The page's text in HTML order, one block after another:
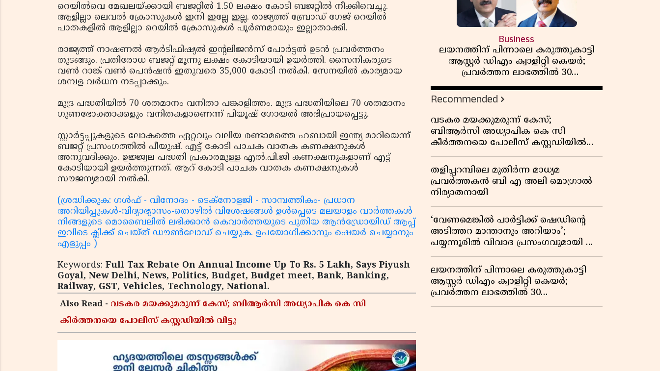
റെയില്‍വെ മേഖലയ്ക്കായി ബജറ്റില്‍ 1.50 ലക്ഷം കോടി ബജറ്റില്‍ നീക്കിവെച്ചു.
ആളില്ലാ ലെവല്‍ ക്രോസുകള്‍ ഇനി ഇല്ലേ ഇല്ല. രാജ്യത്ത് ബ്രോഡ് ഗേജ് റെയില്‍
പാതകളില്‍ ആളില്ലാ റെയില്‍ ക്രോസുകള്‍ പൂര്‍ണമായും ഇല്ലാതാക്കി.
രാജ്യത്ത് നാഷണല്‍ ആര്‍ടിഫിഷ്യല്‍ ഇന്റലിജന്‍സ് പോര്‍ട്ടല്‍ ഉടന്‍ പ്രവര്‍ത്തനം
തുടങ്ങും. പ്രതിരോധ ബജറ്റ് മൂന്നു ലക്ഷം കോടിയായി ഉയര്‍ത്തി. സൈനികരുടെ
വണ്‍ റാങ്ക് വണ്‍ പെന്‍ഷന്‍ ഇതുവരെ 35,000 കോടി നല്‍കി. സേനയില്‍ കാര്യമായ
ശമ്പള വര്‍ധന നടപ്പാക്കും.
മുദ്ര പദ്ധതിയില്‍ 70 ശതമാനം വനിതാ പങ്കാളിത്തം. മുദ്ര പദ്ധതിയിലെ 70 ശതമാനം
ഗുണഭോക്താക്കളും വനിതകളാണെന്ന് പിയൂഷ് ഗോയല്‍ അഭിപ്രായപ്പെട്ടു.
സ്റ്റാര്‍ട്ടപ്പുകളുടെ ലോകത്തെ ഏറ്റവും വലിയ രണ്ടാമത്തെ ഹബായി ഇന്ത്യ മാറിയെന്ന്
ബജറ്റ് പ്രസംഗത്തില്‍ പീയുഷ്. എട്ട് കോടി പാചക വാതക കണക്ഷനുകള്‍
അനുവദിക്കും. ഉജ്ജ്വല പദ്ധതി പ്രകാരമുള്ള എല്‍.പി.ജി കണക്ഷനുകളാണ് എട്ട്
കോടിയായി ഉയര്‍ത്തുന്നത്. ആറ് കോടി പാചക വാതക കണക്ഷനുകള്‍
സൗജന്യമായി നല്‍കി.
(ശ്രദ്ധിക്കുക: ഗൾഫ് - വിനോദം - ടെക്നോളജി - സാമ്പത്തികം- പ്രധാന
അറിയിപ്പുകൾ-വിദ്യാഭ്യാസം-തൊഴിൽ വിശേഷങ്ങൾ ഉൾപ്പെടെ മലയാളം വാർത്തകൾ
നിങ്ങളുടെ മൊബൈലിൽ ലഭിക്കാൻ കെവാർത്തയുടെ പുതിയ ആൻഡ്രോയിഡ് ആപ്പ്
ഇവിടെ ക്ലിക്ക് ചെയ്ത് ഡൗൺലോഡ് ചെയ്യുക. ഉപയോഗിക്കാനും ഷെയർ ചെയ്യാനും
എളുപ്പം )
Keywords: Full Tax Rebate On Annual Income Up To Rs. 5 Lakh, Says Piyush
Goyal, New Delhi, News, Politics, Budget, Budget meet, Bank, Banking,
Railway, GST, Vehicles, Technology, National.
Also Read - വടകര മയക്കുമരുന്ന് കേസ്; ബിആർസി അധ്യാപിക കെ സി
കീർത്തനയെ പോലീസ് കസ്റ്റഡിയിൽ വിട്ടു
Business
ലയനത്തിന് പിന്നാലെ കരുത്തുകാട്ടി
ആസ്റ്റർ ഡിഎം ക്വാളിറ്റി കെയർ;
പ്രവർത്തന ലാഭത്തിൽ 30
ശതമാനത്തിൻ്റെ വളർച്ച,
വരുമാനത്തിലും ലാഭത്തിലും വൻ
കുതിപ്പ് രേഖപ്പെടുത്തി ആദ്യ പാദ
റിപ്പോർട്ട് പുറത്ത്
Recommended
വടകര മയക്കുമരുന്ന് കേസ്;
ബിആർസി അധ്യാപിക കെ സി
കീർത്തനയെ പോലീസ് കസ്റ്റഡിയിൽ
വിട്ടു
തളിപ്പറമ്പിലെ മുതിർന്ന മാധ്യമ
പ്രവർത്തകൻ ബി എ അലി മൊഗ്രാൽ
നിര്യാതനായി
‘വേണമെങ്കിൽ പാർട്ടിക്ക് ഷെഡിൻ്റെ
അടിത്തറ മാന്താനും അറിയാം’;
പയ്യന്നൂരിൽ വിവാദ പ്രസംഗവുമായി കെ
കെ രാഗേഷ്
ലയനത്തിന് പിന്നാലെ കരുത്തുകാട്ടി
ആസ്റ്റർ ഡിഎം ക്വാളിറ്റി കെയർ;
പ്രവർത്തന ലാഭത്തിൽ 30
ശതമാനത്തിൻ്റെ വളർച്ച,